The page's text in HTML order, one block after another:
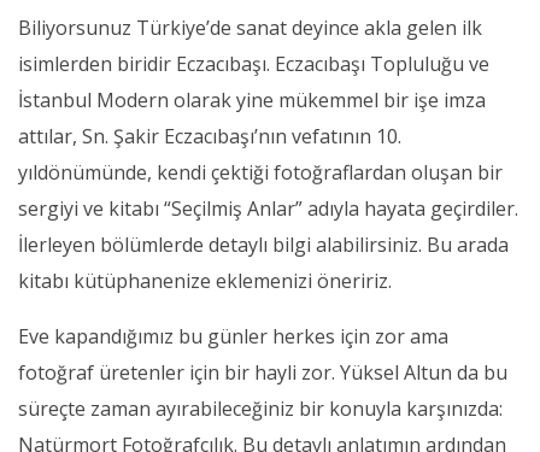
Biliyorsunuz Türkiye’de sanat deyince akla gelen ilk
isimlerden biridir Eczacıbaşı. Eczacıbaşı Topluluğu ve
İstanbul Modern olarak yine mükemmel bir işe imza
attılar, Sn. Şakir Eczacıbaşı’nın vefatının 10.
yıldönümünde, kendi çektiği fotoğraflardan oluşan bir
sergiyi ve kitabı “Seçilmiş Anlar” adıyla hayata geçirdiler.
İlerleyen bölümlerde detaylı bilgi alabilirsiniz. Bu arada
kitabı kütüphanenize eklemenizi öneririz.
Eve kapandığımız bu günler herkes için zor ama
fotoğraf üretenler için bir hayli zor. Yüksel Altun da bu
süreçte zaman ayırabileceğiniz bir konuyla karşınızda:
Natürmort Fotoğrafçılık. Bu detaylı anlatımın ardından